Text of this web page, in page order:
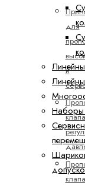
для
и
Наборы